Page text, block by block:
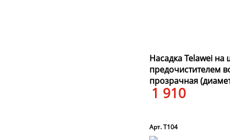
Насадка Telawei на
предочистителем
прозрачная
1 910
Арт. T104